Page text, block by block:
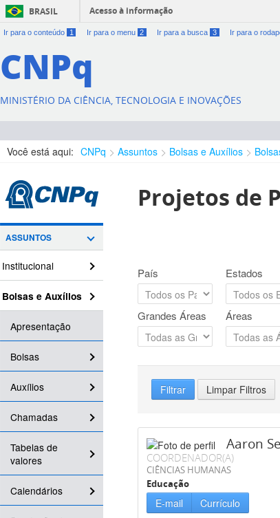
BRASIL Acesso à informação
Ir para o conteúdo 1 Ir para o menu 2 Ir para a busca 3 Ir para o
CNPq
MINISTÉRIO DA CIÊNCIA, TECNOLOGIA E INOVAÇÕES
Você está aqui: CNPq Assuntos Bolsas e Auxílios
ASSUNTOS
Institucional
Bolsas e Auxílios
Apresentação
Bolsas
Auxílios
Chamadas
Tabelas de
valores
Calendários
Projetos de
País Estados
Grandes Áreas Áreas
Filtrar Limpar Filtros
Aaron
COORDENADOR(A)
CIÊNCIAS HUMANAS
Educação
E-mail Currículo